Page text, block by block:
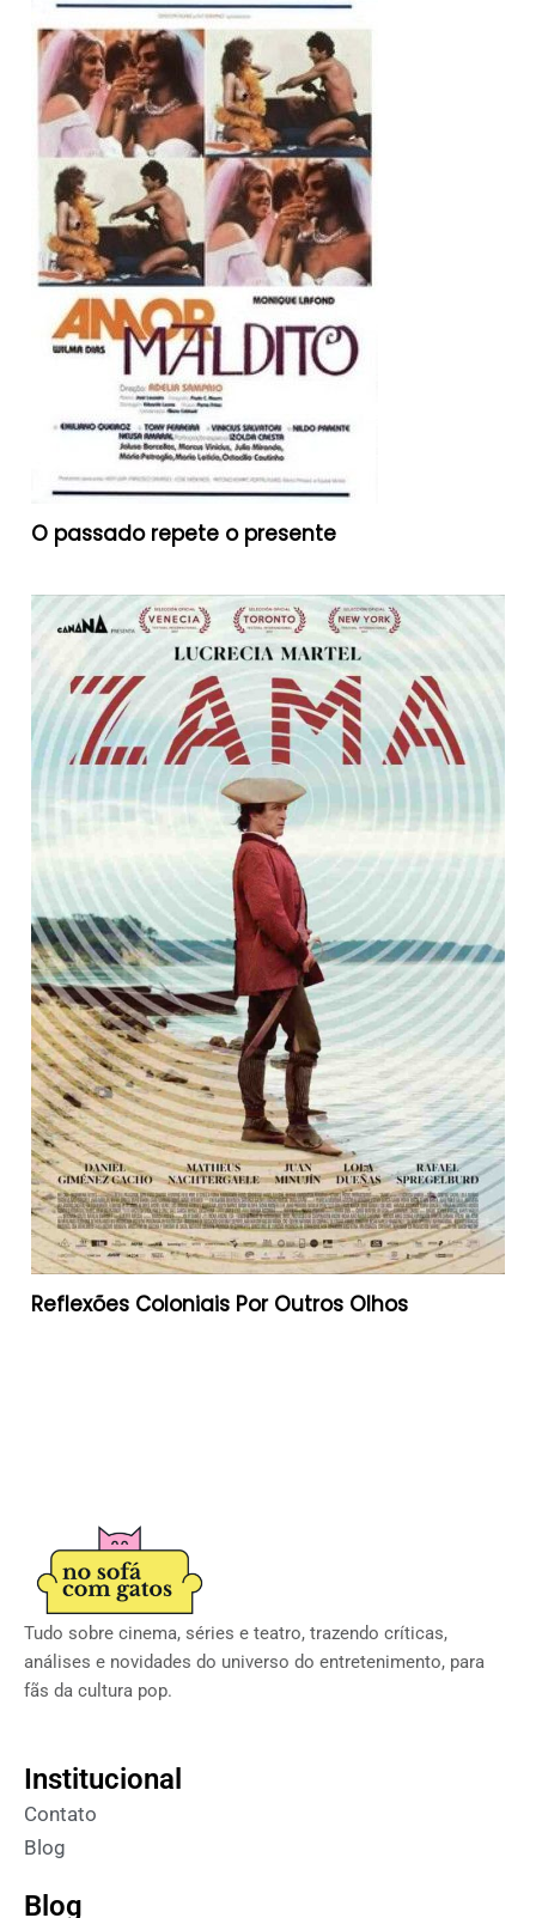
O passado repete o presente
Reflexões Coloniais Por Outros Olhos
Tudo sobre cinema, séries e teatro, trazendo críticas,
análises e novidades do universo do entretenimento, para
fãs da cultura pop.
Institucional
Contato
Blog
Blog